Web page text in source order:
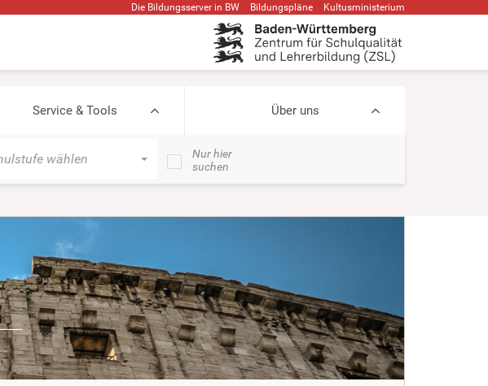
Die Bildungsserver in BW Bildungspläne Kultusministerium
Service & Tools Über uns
wählen
Nur hier
suchen